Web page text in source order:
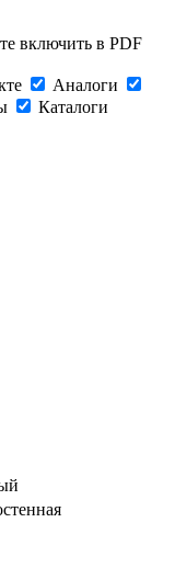
включить в PDF
Аналоги
Каталоги